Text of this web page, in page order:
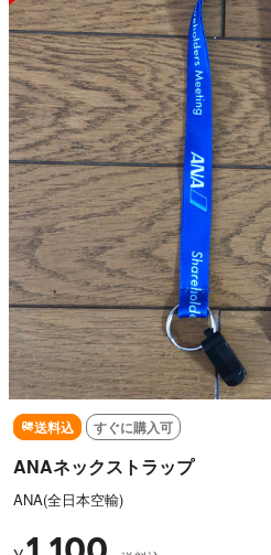
送料込 すぐに購入可
ANAネックストラップ
ANA(全日本空輸)